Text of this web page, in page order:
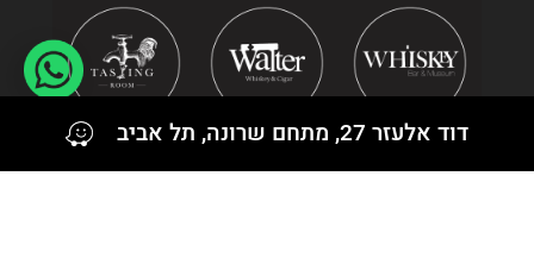
דוד אלעזר 27, מתחם שרונה, תל אביב